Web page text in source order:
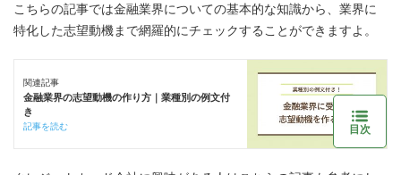
こちらの記事では金融業界についての基本的な知識から、業界に
特化した志望動機まで網羅的にチェックすることができますよ。
関連記事
金融業界の志望動機の作り方｜業種別の例文付
き
記事を読む 目次